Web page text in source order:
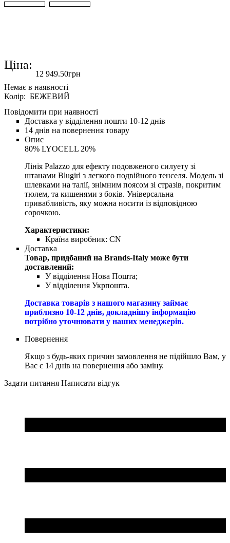
Ціна:
12 949.50грн
Колір: БЕЖЕВИЙ
Повідомити при наявності
Доставка у відділення пошти 10-12 днів
14 днів на повернення товару
Опис
80% LYOCELL 20%
Лінія Palazzo для ефекту подовженого силуету зі
штанами Blugirl з легкого подвійного тенселя. Модель зі
шлевками на талії, знімним поясом зі стразів, покритим
тюлем, та кишенями з боків. Універсальна
привабливість, яку можна носити із відповідною
сорочкою.
Характеристики:
Країна виробник: CN
Доставка
Товар, придбаний на Brands-Italy може бути
доставлений:
У відділення Нова Пошта;
У відділення Укрпошта.
Доставка товарів з нашого магазину займає
приблизно 10-12 днів, докладнішу інформацію
потрібно уточнювати у наших менеджерів.
Повернення
Якщо з будь-яких причин замовлення не підійшло Вам, у
Вас є 14 днів на повернення або заміну.
Задати питання Написати відгук